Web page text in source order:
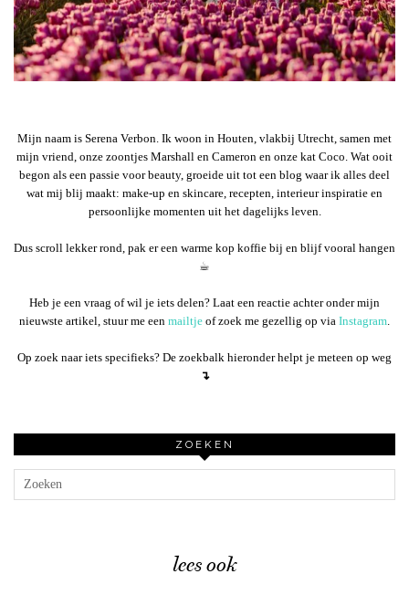
Mijn naam is Serena Verbon. Ik woon in Houten, vlakbij Utrecht, samen met
mijn vriend, onze zoontjes Marshall en Cameron en onze kat Coco. Wat ooit
begon als een passie voor beauty, groeide uit tot een blog waar ik alles deel
wat mij blij maakt: make-up en skincare, recepten, interieur inspiratie en
persoonlijke momenten uit het dagelijks leven.
Dus scroll lekker rond, pak er een warme kop koffie bij en blijf vooral hangen
☕︎
Heb je een vraag of wil je iets delen? Laat een reactie achter onder mijn
nieuwste artikel, stuur me een mailtje of zoek me gezellig op via Instagram
Op zoek naar iets specifieks? De zoekbalk hieronder helpt je meteen op weg
↴
ZOEKEN
lees ook